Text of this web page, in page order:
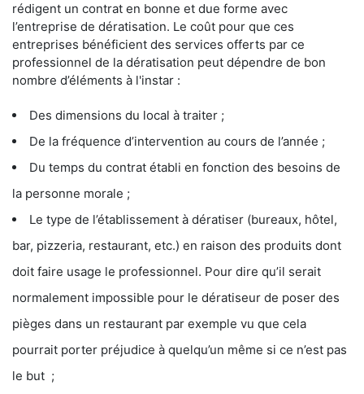
rédigent un contrat en bonne et due forme avec
l’entreprise de dératisation. Le coût pour que ces
entreprises bénéficient des services offerts par ce
professionnel de la dératisation peut dépendre de bon
nombre d’éléments à l'instar :
Des dimensions du local à traiter ;
De la fréquence d’intervention au cours de l’année ;
Du temps du contrat établi en fonction des besoins de
la personne morale ;
Le type de l’établissement à dératiser (bureaux, hôtel,
bar, pizzeria, restaurant, etc.) en raison des produits dont
doit faire usage le professionnel. Pour dire qu’il serait
normalement impossible pour le dératiseur de poser des
pièges dans un restaurant par exemple vu que cela
pourrait porter préjudice à quelqu’un même si ce n’est pas
le but ;